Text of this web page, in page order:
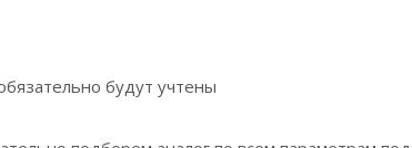
будут учтены